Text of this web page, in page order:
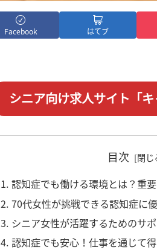
Facebook はてブ
シニア向け求人サイト「
目次
1. 認知症でも働ける環境とは？重
2. 70代女性が挑戦できる認知症に
3. シニア女性が活躍するためのサ
4. 認知症でも安心！仕事を通じて